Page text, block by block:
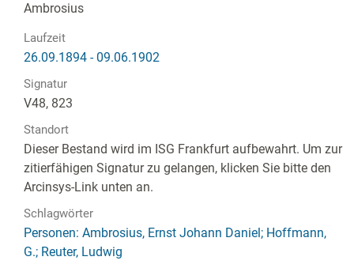
Ambrosius
Laufzeit
26.09.1894 - 09.06.1902
Signatur
V48, 823
Standort
Dieser Bestand wird im ISG Frankfurt aufbewahrt. Um zur
zitierfähigen Signatur zu gelangen, klicken Sie bitte den
Arcinsys-Link unten an.
Schlagwörter
Personen: Ambrosius, Ernst Johann Daniel; Hoffmann,
G.; Reuter, Ludwig